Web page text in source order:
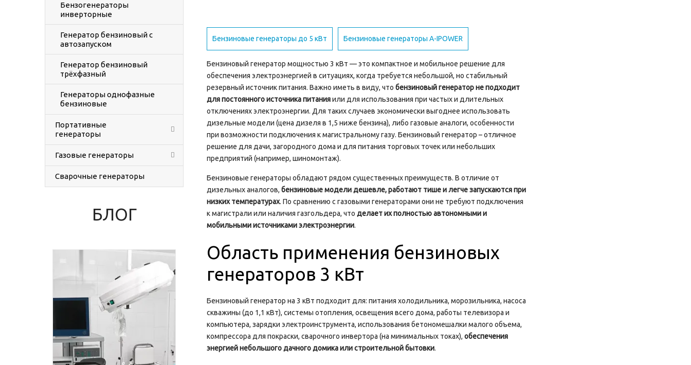
Бензогенераторы
инверторные
Генератор бензиновый с
автозапуском
Генератор бензиновый
трёхфазный
Генераторы однофазные
бензиновые
Портативные
генераторы
Газовые генераторы
Сварочные генераторы
БЛОГ
Бензиновые генераторы до 5 кВт Бензиновые генераторы A-IPOWER
Бензиновый генератор мощностью 3 кВт — это компактное и мобильное решение для
обеспечения электроэнергией в ситуациях, когда требуется небольшой, но стабильный
резервный источник питания. Важно иметь в виду, что бензиновый генератор не подходит
для постоянного источника питанияили для использования при частых и длительных
отключениях электроэнергии. Для таких случаев экономически выгоднее использовать
дизельные модели (цена дизеля в 1,5 ниже бензина), либо газовые аналоги, особенности
при возможности подключения к магистральному газу. Бензиновый генератор – отличное
решение для дачи, загородного дома и для питания торговых точек или небольших
предприятий (например, шиномонтаж).
Бензиновые генераторы обладают рядом существенных преимуществ. В отличие от
дизельных аналогов, бензиновые модели дешевле, работают тише и легче запускаются при
низких температурах. По сравнению с газовыми генераторами они не требуют подключения
к магистрали или наличия газгольдера, что делает их полностью автономными и
мобильными источниками электроэнергии.
Область применения бензиновых
генераторов 3 кВт
Бензиновый генератор на 3 кВт подходит для: питания холодильника, морозильника, насоса
скважины (до 1,1 кВт), системы отопления, освещения всего дома, работы телевизора и
компьютера, зарядки электроинструмента, использования бетономешалки малого объема,
компрессора для покраски, сварочного инвертора (на минимальных токах), обеспечения
энергией небольшого дачного домика или строительной бытовки.